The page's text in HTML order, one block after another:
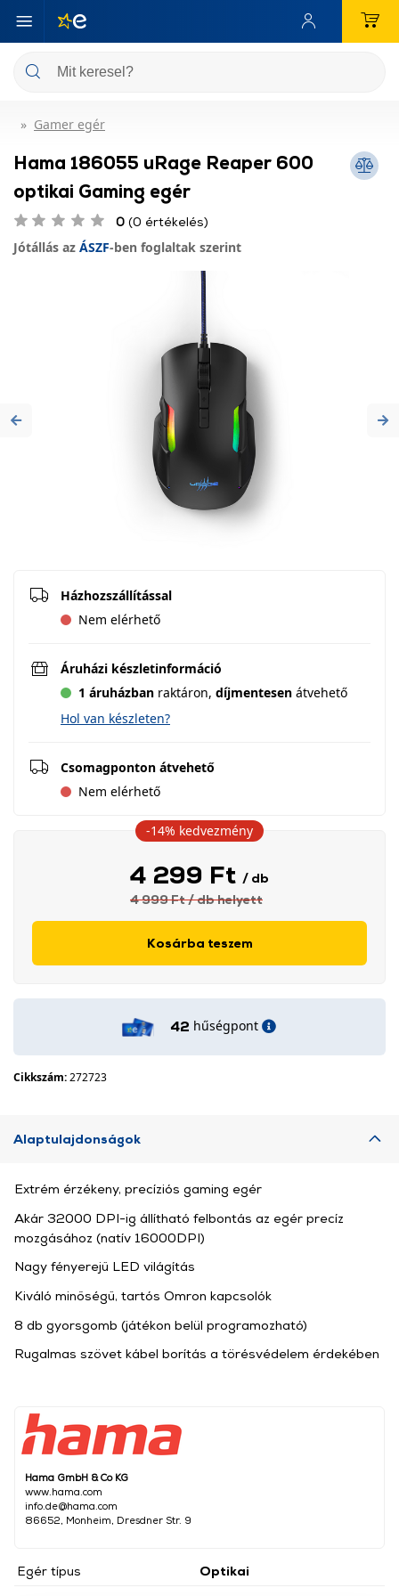
Gamer egér
Hama 186055 uRage Reaper 600
optikai Gaming egér
0 (0 értékelés)
Jótállás az ÁSZF-ben foglaltak szerint
Previous
Házhozszállítással
Nem elérhető
Áruházi készletinformáció
1 áruházban raktáron, díjmentesen átvehető
Hol van készleten?
Csomagponton átvehető
Nem elérhető
4 299 Ft / db
4 999 Ft/ dbhelyett
Kosárba teszem
-14% kedvezmény
42 hűségpont
Cikkszám:272723
Alaptulajdonságok
Hama GmbH & Co KG
www.hama.com
info.de@hama.com
86652, Monheim, Dresdner Str. 9
Egér típus
Optikai
Extrém érzékeny, precíziós gaming egér
Akár 32000 DPI-ig állítható felbontás az egér precíz
mozgásához (natív 16000DPI)
Nagy fényerejű LED világítás
Kiváló minőségű, tartós Omron kapcsolók
8 db gyorsgomb (játékon belül programozható)
Rugalmas szövet kábel borítás a törésvédelem érdekében